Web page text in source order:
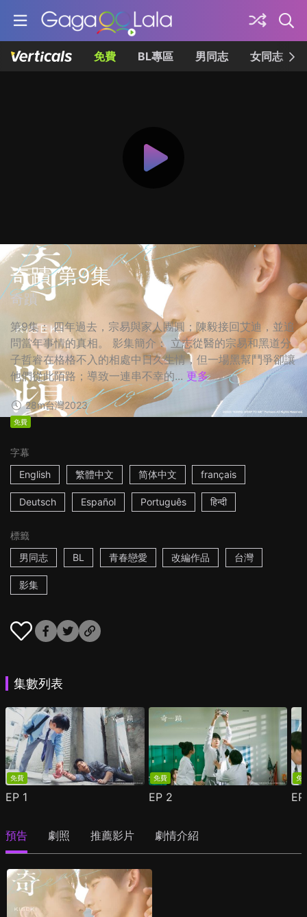
免費 BL專區 男同志 女同志
奇蹟 第9集
奇蹟
第9集： 四年過去，宗易與家人團圓；陳毅接回艾迪，並追
問當年事情的真相。 影集簡介： 立志從醫的宗易和黑道分
子哲睿在格格不入的相處中日久生情，但一場黑幫鬥爭卻讓
他們從此陌路；導致一連串不幸的... 更多
28m台灣2023
免費
字幕
English
繁體中文 简体中文 français
Deutsch Español Português हिन्दी
標籤
男同志
BL 青春戀愛 改編作品 台灣
影集
集數列表
免費
EP 1
免費
EP 2
免
預告 劇照 推薦影片 劇情介紹